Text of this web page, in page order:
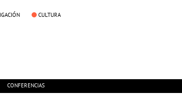
CULTURA
CONFERENCIAS